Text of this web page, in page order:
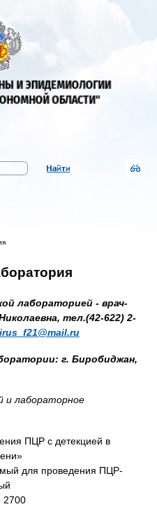
лабораторией - врач-
тел.(42-622) 2-
г. Биробиджан,
и лабораторное
ПЦР с детекцией в
для проведения ПЦР-
2700